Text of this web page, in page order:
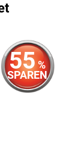
55 %
SPAREN